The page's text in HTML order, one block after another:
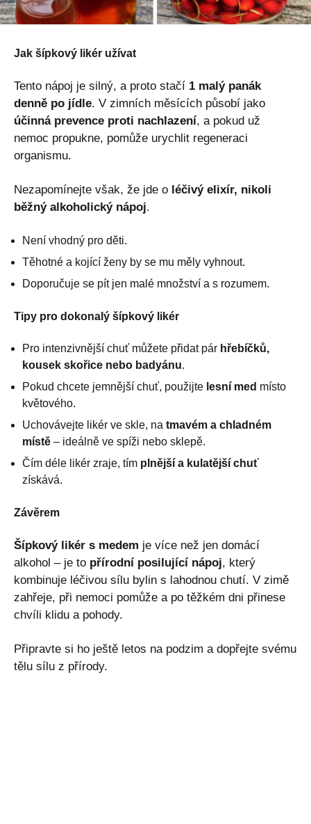
Jak šípkový likér užívat
Tento nápoj je silný, a proto stačí 1 malý panák
denně po jídle. V zimních měsících působí jako
účinná prevence proti nachlazení, a pokud už
nemoc propukne, pomůže urychlit regeneraci
organismu.
Nezapomínejte však, že jde o léčivý elixír, nikoli
běžný alkoholický nápoj.
Není vhodný pro děti.
Těhotné a kojící ženy by se mu měly vyhnout.
Doporučuje se pít jen malé množství a s rozumem.
Tipy pro dokonalý šípkový likér
Pro intenzivnější chuť můžete přidat pár hřebíčků,
kousek skořice nebo badyánu.
Pokud chcete jemnější chuť, použijte lesní med místo
květového.
Uchovávejte likér ve skle, na tmavém a chladném
místě – ideálně ve spíži nebo sklepě.
Čím déle likér zraje, tím plnější a kulatější chuť
získává.
Závěrem
Šípkový likér s medem je více než jen domácí
alkohol – je to přírodní posilující nápoj, který
kombinuje léčivou sílu bylin s lahodnou chutí. V zimě
zahřeje, při nemoci pomůže a po těžkém dni přinese
chvíli klidu a pohody.
Připravte si ho ještě letos na podzim a dopřejte svému
tělu sílu z přírody.